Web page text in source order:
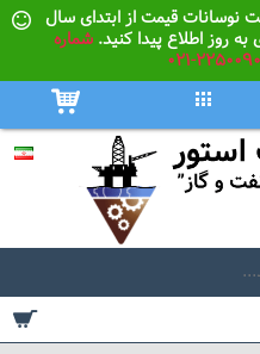
نوسانات قیمت از ابتدای سال
شماره